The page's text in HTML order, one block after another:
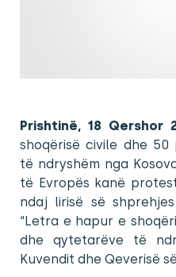
Prishtinë, 18 Qershor
shoqërisë civile dhe
të ndryshëm nga
të Evropës kanë
ndaj lirisë së
“Letra e hapur e
dhe qytetarëve të
Kuvendit dhe Qeverisë